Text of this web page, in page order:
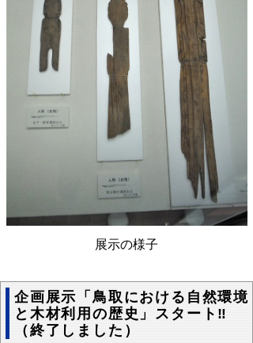
展示の様子
企画展示「鳥取における自然環境
と木材利用の歴史」スタート‼
（終了しました）